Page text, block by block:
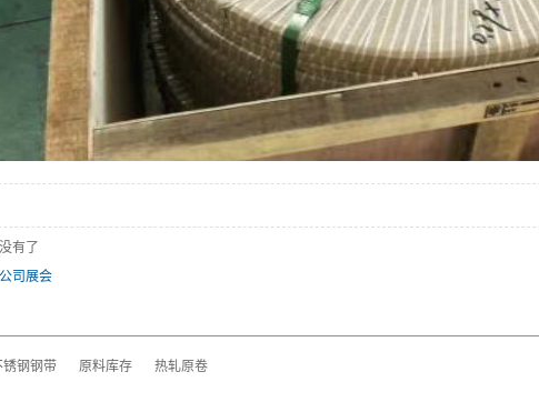
有了
公司展会
锈钢钢带 原料库存 热轧原卷